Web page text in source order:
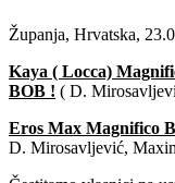
Županja, Hrvatska,
Kaya ( Locca)
BOB ! ( D.
Eros Max Magnifico
D. Mirosavljević,